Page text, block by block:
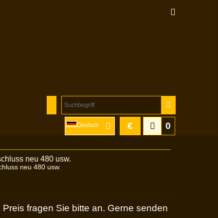
0
€
Deutsch
neu 480 usw.
fragen Sie bitte an. Gerne senden